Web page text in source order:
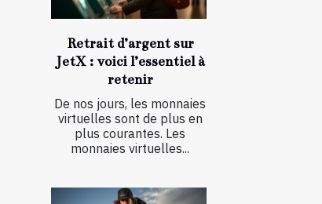
Retrait d’argent sur
JetX : voici l’essentiel à
retenir
De nos jours, les monnaies
virtuelles sont de plus en
plus courantes. Les
monnaies virtuelles...